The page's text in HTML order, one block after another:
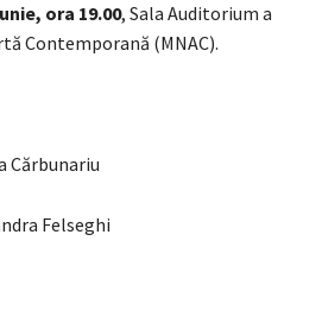
ora 19.00, Sala Auditorium a
Contemporană (MNAC).
Cărbunariu
Felseghi